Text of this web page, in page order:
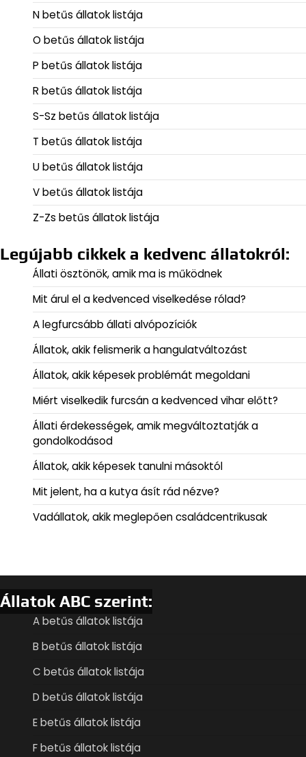
N betűs állatok listája
O betűs állatok listája
P betűs állatok listája
R betűs állatok listája
S-Sz betűs állatok listája
T betűs állatok listája
U betűs állatok listája
V betűs állatok listája
Z-Zs betűs állatok listája
Legújabb cikkek a kedvenc állatokról:
Állati ösztönök, amik ma is működnek
Mit árul el a kedvenced viselkedése rólad?
A legfurcsább állati alvópozíciók
Állatok, akik felismerik a hangulatváltozást
Állatok, akik képesek problémát megoldani
Miért viselkedik furcsán a kedvenced vihar előtt?
Állati érdekességek, amik megváltoztatják a
gondolkodásod
Állatok, akik képesek tanulni másoktól
Mit jelent, ha a kutya ásít rád nézve?
Vadállatok, akik meglepően családcentrikusak
Állatok ABC szerint:
A betűs állatok listája
B betűs állatok listája
C betűs állatok listája
D betűs állatok listája
E betűs állatok listája
F betűs állatok listája